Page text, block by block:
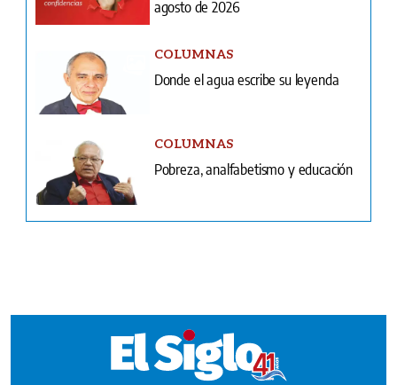
COLUMNAS
Pobreza, analfabetismo y educación
Suplementos